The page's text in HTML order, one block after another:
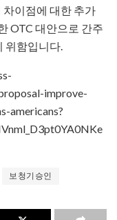
차이점에 대한 추가
OTC 대안으로 간주
위함입니다.
improve-
americans?
보청기승인